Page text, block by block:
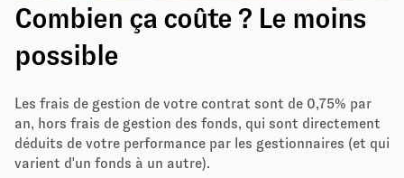
Combien ça coûte ? Le moins
possible
Les frais de gestion de votre contrat sont de 0,75% par
an, hors frais de gestion des fonds, qui sont directement
déduits de votre performance par les gestionnaires (et qui
varient d'un fonds à un autre).